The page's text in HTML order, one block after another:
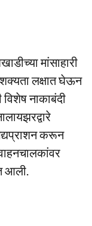
मांसाहारी
शक्यता लक्षात घेऊन
नाकाबंदी
करून
आली.